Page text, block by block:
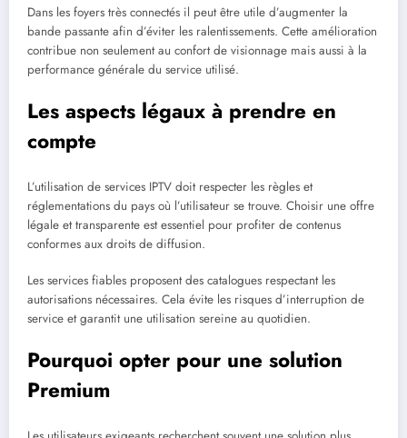
Dans les foyers très connectés il peut être utile d’augmenter la
bande passante afin d’éviter les ralentissements. Cette amélioration
contribue non seulement au confort de visionnage mais aussi à la
performance générale du service utilisé.
Les aspects légaux à prendre en
compte
L’utilisation de services IPTV doit respecter les règles et
réglementations du pays où l’utilisateur se trouve. Choisir une offre
légale et transparente est essentiel pour profiter de contenus
conformes aux droits de diffusion.
Les services fiables proposent des catalogues respectant les
autorisations nécessaires. Cela évite les risques d’interruption de
service et garantit une utilisation sereine au quotidien.
Pourquoi opter pour une solution
Premium